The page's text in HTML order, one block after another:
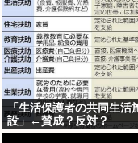
「生活保護者の共同生活
設」←賛成？反対？